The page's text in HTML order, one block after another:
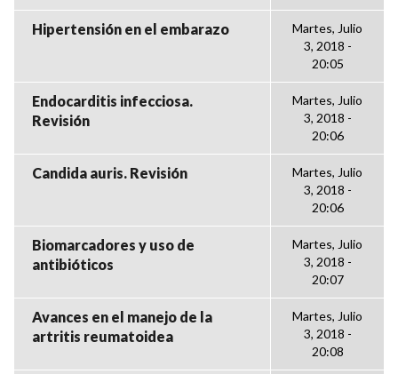
Hipertensión en el embarazo
Martes, Julio
3, 2018 -
20:05
Endocarditis infecciosa.
Revisión
Martes, Julio
3, 2018 -
20:06
Candida auris. Revisión
Martes, Julio
3, 2018 -
20:06
Biomarcadores y uso de
antibióticos
Martes, Julio
3, 2018 -
20:07
Avances en el manejo de la
artritis reumatoidea
Martes, Julio
3, 2018 -
20:08